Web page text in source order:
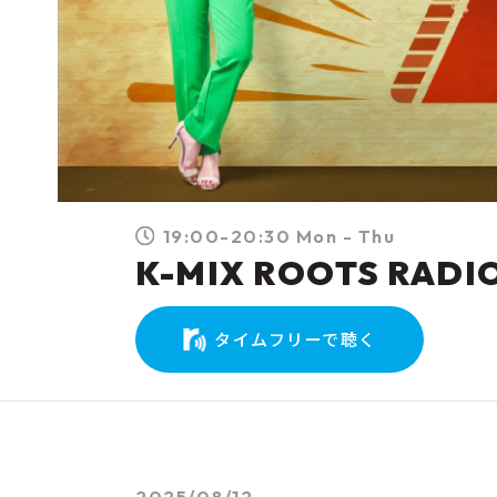
19:00-20:30 Mon - Thu
K-MIX ROOTS
タイムフリーで聴く